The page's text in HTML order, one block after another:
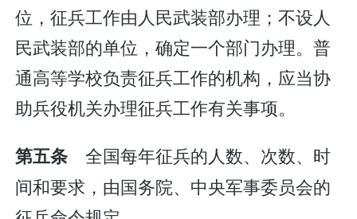
位，征兵工作由人民武装部办理；不设人
民武装部的单位，确定一个部门办理。普
通高等学校负责征兵工作的机构，应当协
助兵役机关办理征兵工作有关事项。
第五条 全国每年征兵的人数、次数、时
间和要求，由国务院、中央军事委员会的